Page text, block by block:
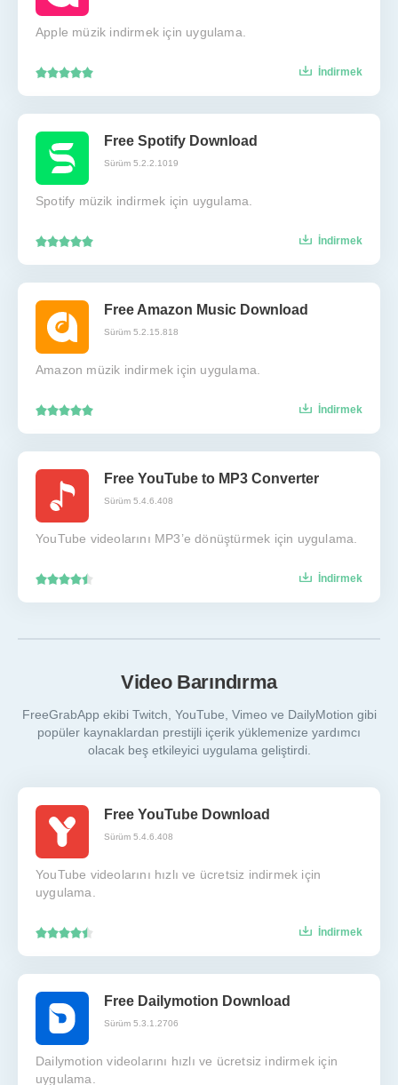
Apple müzik indirmek için uygulama.
İndirmek
Free Spotify Download
Sürüm 5.2.2.1019
Spotify müzik indirmek için uygulama.
İndirmek
Free Amazon Music Download
Sürüm 5.2.15.818
Amazon müzik indirmek için uygulama.
İndirmek
Free YouTube to MP3 Converter
Sürüm 5.4.6.408
YouTube videolarını MP3’e dönüştürmek için uygulama.
İndirmek
Video Barındırma
FreeGrabApp ekibi Twitch, YouTube, Vimeo ve DailyMotion gibi
popüler kaynaklardan prestijli içerik yüklemenize yardımcı
olacak beş etkileyici uygulama geliştirdi.
Free YouTube Download
Sürüm 5.4.6.408
YouTube videolarını hızlı ve ücretsiz indirmek için
uygulama.
İndirmek
Free Dailymotion Download
Sürüm 5.3.1.2706
Dailymotion videolarını hızlı ve ücretsiz indirmek için
uygulama.